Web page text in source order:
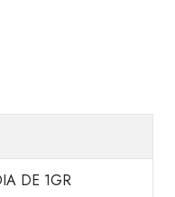
DE 1GR